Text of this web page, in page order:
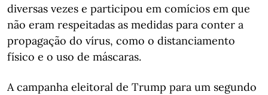
diversas vezes e participou em comícios em que
não eram respeitadas as medidas para conter a
propagação do vírus, como o distanciamento
físico e o uso de máscaras.
A campanha eleitoral de Trump para um segundo